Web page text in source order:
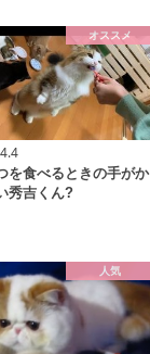
オススメ
を食べるときの手がか
秀吉くん?
人気